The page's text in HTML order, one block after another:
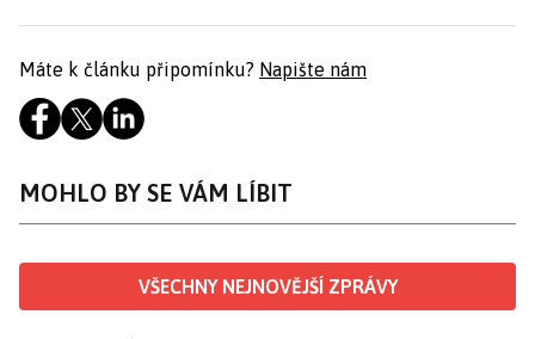
Máte k článku připomínku? Napište nám
MOHLO BY SE VÁM LÍBIT
VŠECHNY NEJNOVĚJŠÍ ZPRÁVY